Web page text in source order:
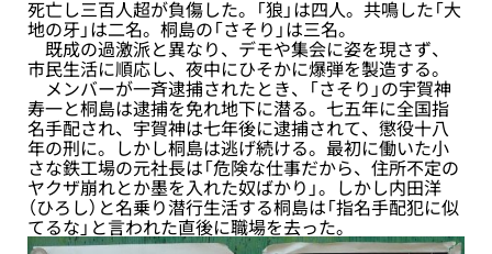
死亡し三百人超が負傷した。「狼」は四人。共鳴した「大
地の牙」は二名。桐島の「さそり」は三名。
既成の過激派と異なり、デモや集会に姿を現さず、
市民生活に順応し、夜中にひそかに爆弾を製造する。
メンバーが一斉逮捕されたとき、「さそり」の宇賀神
寿一と桐島は逮捕を免れ地下に潜る。七五年に全国指
名手配され、宇賀神は七年後に逮捕されて、懲役十八
年の刑に。しかし桐島は逃げ続ける。最初に働いた小
さな鉄工場の元社長は「危険な仕事だから、住所不定の
ヤクザ崩れとか墨を入れた奴ばかり」。しかし内田洋
（ひろし）と名乗り潜行生活する桐島は「指名手配犯に似
てるな」と言われた直後に職場を去った。